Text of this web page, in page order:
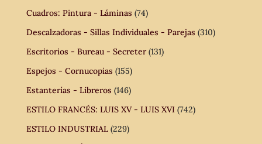
Cuadros: Pintura - Láminas (74)
Descalzadoras - Sillas Individuales - Parejas (310)
Escritorios - Bureau - Secreter (131)
Espejos - Cornucopias (155)
Estanterías - Libreros (146)
ESTILO FRANCÉS: LUIS XV - LUIS XVI (742)
ESTILO INDUSTRIAL (229)